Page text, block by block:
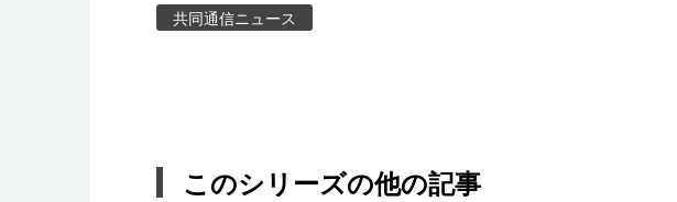
共同通信ニュース
このシリーズの他の記事